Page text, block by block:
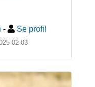
- Se profil
02-03